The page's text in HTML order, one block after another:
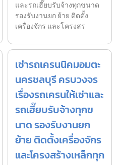
และรถเฮี๊ยบรับจ้างทุกขนาด
รองรับงานยก ย้าย ติดตั้ง
เครื่องจักร และโครงสร
เช่ารถเครนนิคมอมตะ
นครชลบุรี ครบวงจร
เรื่องรถเครนให้เช่าและ
รถเฮี๊ยบรับจ้างทุกข
นาด รองรับงานยก
ย้าย ติดตั้งเครื่องจักร
และโครงสร้างเหล็กทุก